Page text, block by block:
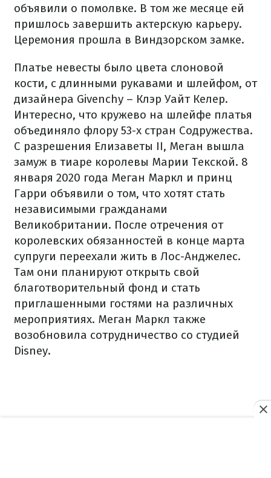
объявили о помолвке. В том же месяце ей
пришлось завершить актерскую карьеру.
Церемония прошла в Виндзорском замке.
Платье невесты было цвета слоновой
кости, с длинными рукавами и шлейфом, от
дизайнера Givenchy – Клэр Уайт Келер.
Интересно, что кружево на шлейфе платья
объединяло флору 53-х стран Содружества.
С разрешения Елизаветы II, Меган вышла
замуж в тиаре королевы Марии Текской. 8
января 2020 года Меган Маркл и принц
Гарри объявили о том, что хотят стать
независимыми гражданами
Великобритании. После отречения от
королевских обязанностей в конце марта
супруги переехали жить в Лос-Анджелес.
Там они планируют открыть свой
благотворительный фонд и стать
приглашенными гостями на различных
мероприятиях. Меган Маркл также
возобновила сотрудничество со студией
Disney.